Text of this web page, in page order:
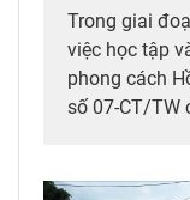
Trong giai
việc học tập
phong cách
số 07-CT/TW
vọng phụng